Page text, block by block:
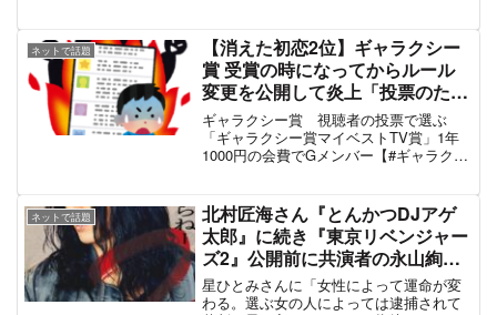
たぶん120kmくらいかそれ以上は出てましたね黒
プリ
追突して両車弾け飛ぶ光景はまんまゲームの世界
— ｲﾄｰ@Y2XC#110 (@itoh_racing)July 13, 2022